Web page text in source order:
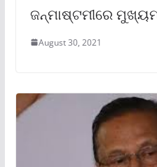
ଜନ୍ମାଷ୍ଟମୀରେ
August 30, 2021